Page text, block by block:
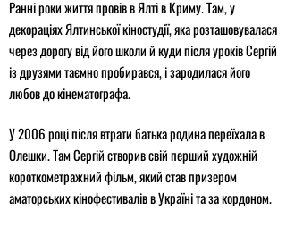
Ранні роки життя провів в Ялті в Криму. Там, у
декораціях Ялтинської кіностудії, яка розташовувалася
через дорогу від його школи й куди після уроків Сергій
із друзями таємно пробирався, і зародилася його
любов до кінематографа.
У 2006 році після втрати батька родина переїхала в
Олешки. Там Сергій створив свій перший художній
короткометражний фільм, який став призером
аматорських кінофестивалів в Україні та за кордоном.